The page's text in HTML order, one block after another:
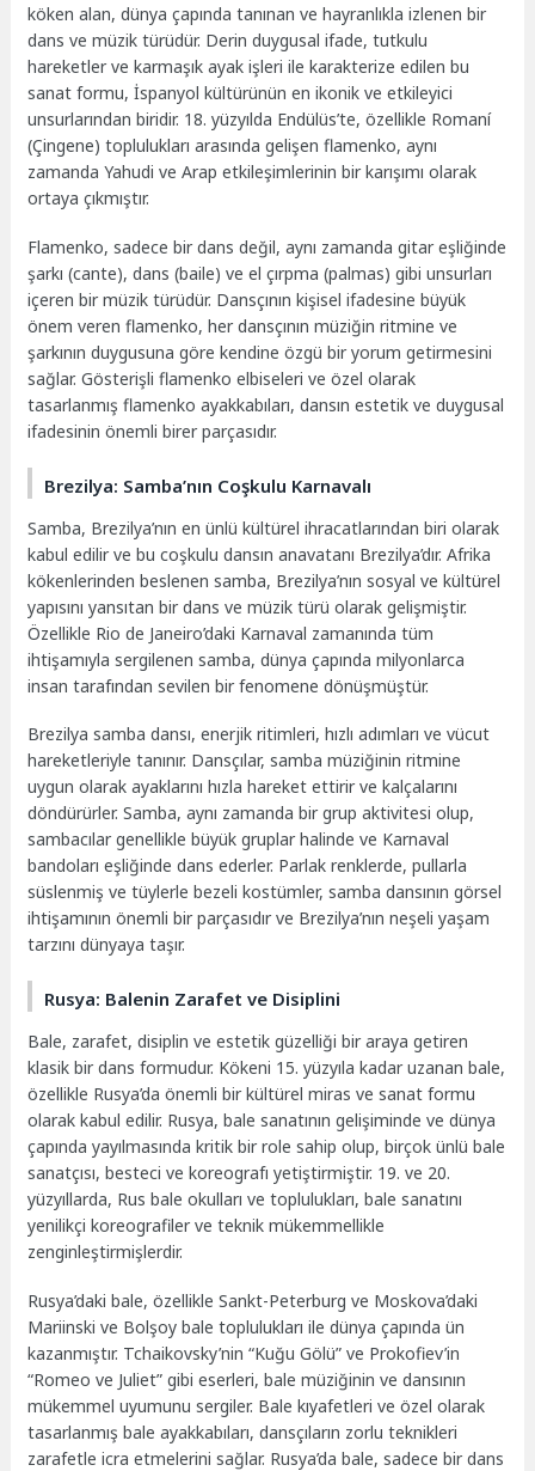
köken alan, dünya çapında tanınan ve hayranlıkla izlenen bir
dans ve müzik türüdür. Derin duygusal ifade, tutkulu
hareketler ve karmaşık ayak işleri ile karakterize edilen bu
sanat formu, İspanyol kültürünün en ikonik ve etkileyici
unsurlarından biridir. 18. yüzyılda Endülüs’te, özellikle Romaní
(Çingene) toplulukları arasında gelişen flamenko, aynı
zamanda Yahudi ve Arap etkileşimlerinin bir karışımı olarak
ortaya çıkmıştır.
Flamenko, sadece bir dans değil, aynı zamanda gitar eşliğinde
şarkı (cante), dans (baile) ve el çırpma (palmas) gibi unsurları
içeren bir müzik türüdür. Dansçının kişisel ifadesine büyük
önem veren flamenko, her dansçının müziğin ritmine ve
şarkının duygusuna göre kendine özgü bir yorum getirmesini
sağlar. Gösterişli flamenko elbiseleri ve özel olarak
tasarlanmış flamenko ayakkabıları, dansın estetik ve duygusal
ifadesinin önemli birer parçasıdır.
Brezilya: Samba’nın Coşkulu Karnavalı
Samba, Brezilya’nın en ünlü kültürel ihracatlarından biri olarak
kabul edilir ve bu coşkulu dansın anavatanı Brezilya’dır. Afrika
kökenlerinden beslenen samba, Brezilya’nın sosyal ve kültürel
yapısını yansıtan bir dans ve müzik türü olarak gelişmiştir.
Özellikle Rio de Janeiro’daki Karnaval zamanında tüm
ihtişamıyla sergilenen samba, dünya çapında milyonlarca
insan tarafından sevilen bir fenomene dönüşmüştür.
Brezilya samba dansı, enerjik ritimleri, hızlı adımları ve vücut
hareketleriyle tanınır. Dansçılar, samba müziğinin ritmine
uygun olarak ayaklarını hızla hareket ettirir ve kalçalarını
döndürürler. Samba, aynı zamanda bir grup aktivitesi olup,
sambacılar genellikle büyük gruplar halinde ve Karnaval
bandoları eşliğinde dans ederler. Parlak renklerde, pullarla
süslenmiş ve tüylerle bezeli kostümler, samba dansının görsel
ihtişamının önemli bir parçasıdır ve Brezilya’nın neşeli yaşam
tarzını dünyaya taşır.
Rusya: Balenin Zarafet ve Disiplini
Bale, zarafet, disiplin ve estetik güzelliği bir araya getiren
klasik bir dans formudur. Kökeni 15. yüzyıla kadar uzanan bale,
özellikle Rusya’da önemli bir kültürel miras ve sanat formu
olarak kabul edilir. Rusya, bale sanatının gelişiminde ve dünya
çapında yayılmasında kritik bir role sahip olup, birçok ünlü bale
sanatçısı, besteci ve koreografı yetiştirmiştir. 19. ve 20.
yüzyıllarda, Rus bale okulları ve toplulukları, bale sanatını
yenilikçi koreografiler ve teknik mükemmellikle
zenginleştirmişlerdir.
Rusya’daki bale, özellikle Sankt-Peterburg ve Moskova’daki
Mariinski ve Bolşoy bale toplulukları ile dünya çapında ün
kazanmıştır. Tchaikovsky’nin “Kuğu Gölü” ve Prokofiev’in
“Romeo ve Juliet” gibi eserleri, bale müziğinin ve dansının
mükemmel uyumunu sergiler. Bale kıyafetleri ve özel olarak
tasarlanmış bale ayakkabıları, dansçıların zorlu teknikleri
zarafetle icra etmelerini sağlar. Rusya’da bale, sadece bir dans